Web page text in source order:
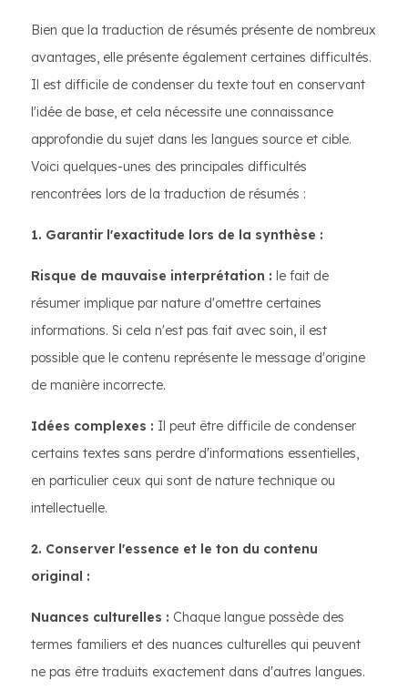
Bien que la traduction de résumés présente de nombreux
avantages, elle présente également certaines difficultés.
Il est difficile de condenser du texte tout en conservant
l'idée de base, et cela nécessite une connaissance
approfondie du sujet dans les langues source et cible.
Voici quelques-unes des principales difficultés
rencontrées lors de la traduction de résumés :
1. Garantir l'exactitude lors de la synthèse :
Risque de mauvaise interprétation : le fait de
résumer implique par nature d'omettre certaines
informations. Si cela n'est pas fait avec soin, il est
possible que le contenu représente le message d'origine
de manière incorrecte.
Idées complexes : Il peut être difficile de condenser
certains textes sans perdre d'informations essentielles,
en particulier ceux qui sont de nature technique ou
intellectuelle.
2. Conserver l'essence et le ton du contenu
original :
Nuances culturelles : Chaque langue possède des
termes familiers et des nuances culturelles qui peuvent
ne pas être traduits exactement dans d'autres langues.